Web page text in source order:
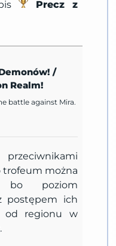
Precz z
/
Realm!
battle against Mira.
trofeum można
bo poziom
postępem ich
od regionu w